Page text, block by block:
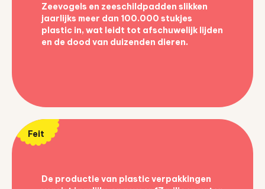
Zeevogels en zeeschildpadden slikken
jaarlijks meer dan 100.000 stukjes
plastic in, wat leidt tot afschuwelijk lijden
en de dood van duizenden dieren.
Feit
De productie van plastic verpakkingen